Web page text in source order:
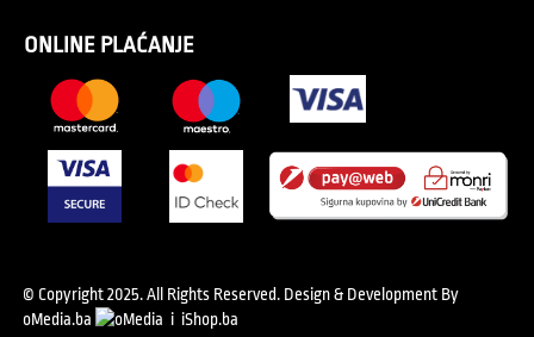
ONLINE PLAĆANJE
© Copyright 2025. All Rights Reserved. Design & Development By
oMedia.ba
i iShop.ba